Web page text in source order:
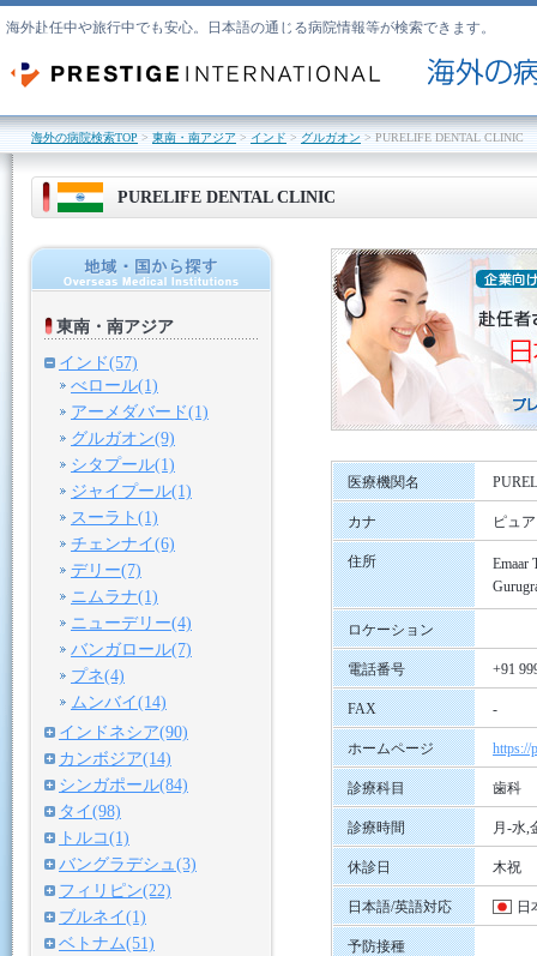
海外赴任中や旅行中でも安心。日本語の通じる病院情報等が検索できます。
海外の病院検索TOP>東南・南アジア>インド>グルガオン> PURELIFE DENTAL CLINIC
PURELIFE DENTAL CLINIC
医療機関名
カナ ピュ
住所
Emaar
ロケーション
電話番号 +91
FAX -
ホームページ https://
診療科目 歯科
診療時間 月-水,
休診日 木祝
日本語/英語対応 日
予防接種
東南・南アジア
インド(57)
べロール(1)
アーメダバード(1)
グルガオン(9)
シタプール(1)
ジャイプール(1)
スーラト(1)
チェンナイ(6)
デリー(7)
ニムラナ(1)
ニューデリー(4)
バンガロール(7)
プネ(4)
ムンバイ(14)
インドネシア(90)
カンボジア(14)
シンガポール(84)
タイ(98)
トルコ(1)
バングラデシュ(3)
フィリピン(22)
ブルネイ(1)
ベトナム(51)